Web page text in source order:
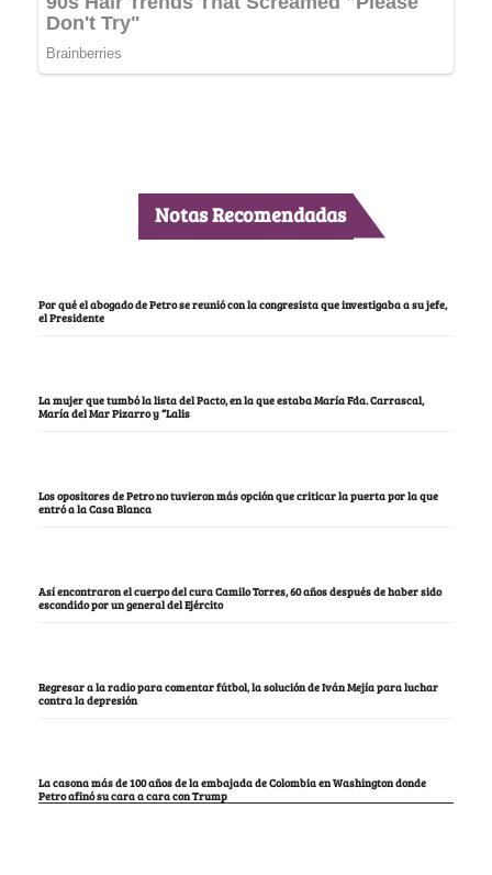
Notas Recomendadas
Por qué el abogado de Petro se reunió con la congresista que investigaba a su jefe,
el Presidente
La mujer que tumbó la lista del Pacto, en la que estaba María Fda. Carrascal,
María del Mar Pizarro y “Lalis
Los opositores de Petro no tuvieron más opción que criticar la puerta por la que
entró a la Casa Blanca
Así encontraron el cuerpo del cura Camilo Torres, 60 años después de haber sido
escondido por un general del Ejército
Regresar a la radio para comentar fútbol, la solución de Iván Mejía para luchar
contra la depresión
La casona más de 100 años de la embajada de Colombia en Washington donde
Petro afinó su cara a cara con Trump